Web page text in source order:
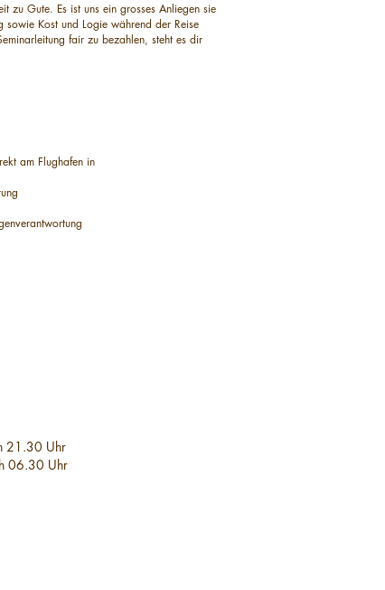
am Flughafen in
21.30 Uhr
06.30 Uhr
zu Gute. Es ist uns ein grosses Anliegen sie
sowie Kost und Logie während der Reise
fair zu bezahlen, steht es dir